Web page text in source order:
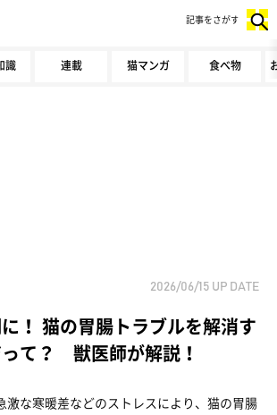
識 連載 猫マンガ 食べ物
記事をさがす
2026/06/15 UP DATE
！ 猫の胃腸トラブルを解消す
て？ 獣医師が解説！
激な寒暖差などのストレスにより、猫の胃腸